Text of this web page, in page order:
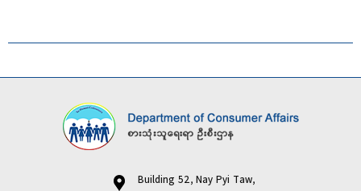
Building 52, Nay Pyi Taw,